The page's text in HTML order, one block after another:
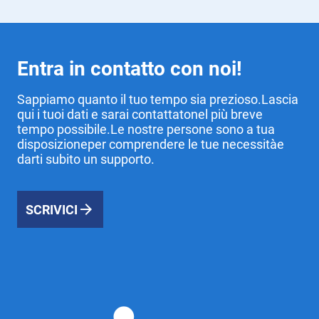
Entra in contatto con noi!
Sappiamo quanto il tuo tempo sia prezioso.Lascia
qui i tuoi dati e sarai contattatonel più breve
tempo possibile.Le nostre persone sono a tua
disposizioneper comprendere le tue necessitàe
darti subito un supporto.
SCRIVICI